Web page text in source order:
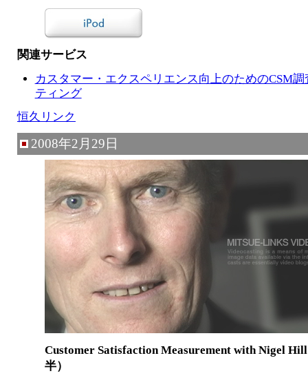
関連サービス
カスタマー・エクスペリエンス向上のためのCSM
ティング
恒久リンク
2008年2月29日
Customer Satisfaction Measurement with Nigel
半）